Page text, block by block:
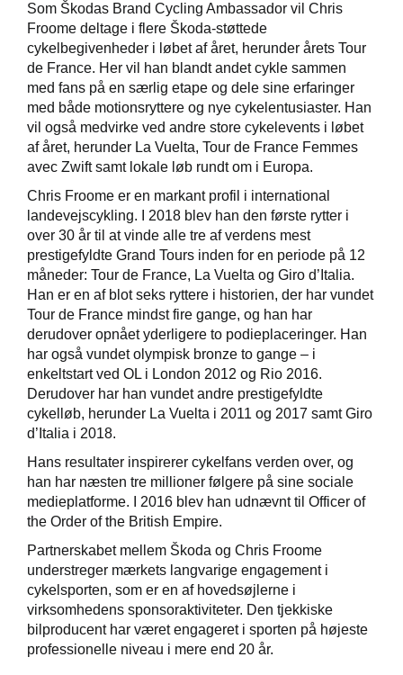
Som Škodas Brand Cycling Ambassador vil Chris
Froome deltage i flere Škoda-støttede
cykelbegivenheder i løbet af året, herunder årets Tour
de France. Her vil han blandt andet cykle sammen
med fans på en særlig etape og dele sine erfaringer
med både motionsryttere og nye cykelentusiaster. Han
vil også medvirke ved andre store cykelevents i løbet
af året, herunder La Vuelta, Tour de France Femmes
avec Zwift samt lokale løb rundt om i Europa.
Chris Froome er en markant profil i international
landevejscykling. I 2018 blev han den første rytter i
over 30 år til at vinde alle tre af verdens mest
prestigefyldte Grand Tours inden for en periode på 12
måneder: Tour de France, La Vuelta og Giro d’Italia.
Han er en af blot seks ryttere i historien, der har vundet
Tour de France mindst fire gange, og han har
derudover opnået yderligere to podieplaceringer. Han
har også vundet olympisk bronze to gange – i
enkeltstart ved OL i London 2012 og Rio 2016.
Derudover har han vundet andre prestigefyldte
cykelløb, herunder La Vuelta i 2011 og 2017 samt Giro
d’Italia i 2018.
Hans resultater inspirerer cykelfans verden over, og
han har næsten tre millioner følgere på sine sociale
medieplatforme. I 2016 blev han udnævnt til Officer of
the Order of the British Empire.
Partnerskabet mellem Škoda og Chris Froome
understreger mærkets langvarige engagement i
cykelsporten, som er en af hovedsøjlerne i
virksomhedens sponsoraktiviteter. Den tjekkiske
bilproducent har været engageret i sporten på højeste
professionelle niveau i mere end 20 år.